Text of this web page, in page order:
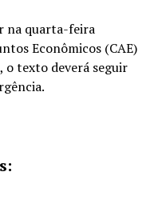
na quarta-feira
Econômicos (CAE)
o texto deverá seguir